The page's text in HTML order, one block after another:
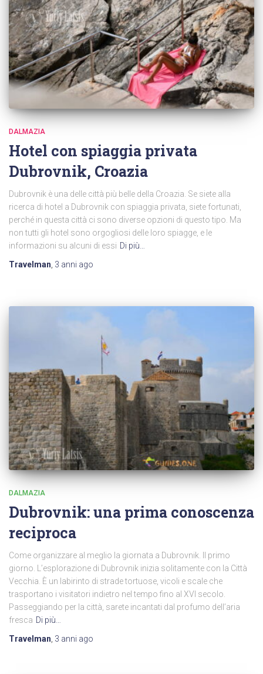
DALMAZIA
Hotel con spiaggia privata
Dubrovnik, Croazia
Dubrovnik è una delle città più belle della Croazia. Se siete alla
ricerca di hotel a Dubrovnik con spiaggia privata, siete fortunati,
perché in questa città ci sono diverse opzioni di questo tipo. Ma
non tutti gli hotel sono orgogliosi delle loro spiagge, e le
informazioni su alcuni di essi Di più…
Travelman, 3 anni ago
DALMAZIA
Dubrovnik: una prima conoscenza
reciproca
Come organizzare al meglio la giornata a Dubrovnik. Il primo
giorno. L’esplorazione di Dubrovnik inizia solitamente con la Città
Vecchia. È un labirinto di strade tortuose, vicoli e scale che
trasportano i visitatori indietro nel tempo fino al XVI secolo.
Passeggiando per la città, sarete incantati dal profumo dell’aria
fresca Di più…
Travelman 3 anni ago